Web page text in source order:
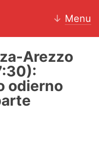
↓ Menu
Arezzo
odierno